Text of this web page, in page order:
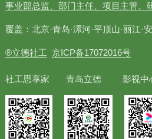
事业部总监、部门主任、项目主管、
覆盖：北京·青岛·漯河·平顶山·丽江·安
®立德社工 京ICP备17072016号
社工思享家 青岛立德 影视中